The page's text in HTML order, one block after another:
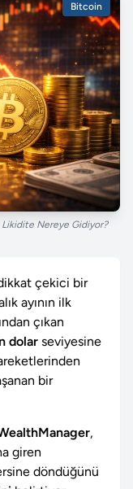
Bitcoin
Likidite Nereye Gidiyor?
çekici bir
ayının ilk
çıkan
dolar seviyesine
bir
,
giren
döndüğünü